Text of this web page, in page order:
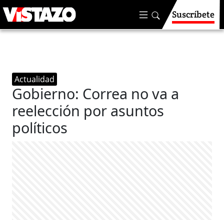
Suscríbete
Actualidad
Gobierno: Correa no va a
reelección por asuntos
políticos